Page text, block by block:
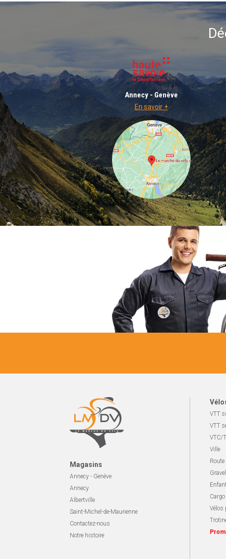
Annecy - Genève
En savoir +
Magasins
Annecy - Genève
Annecy
Albertville
Saint-Michel-de-Maurienne
Contactez-nous
Notre histoire
VTT
VTT
VTC/
Ville
Route
Gravel
Vélos